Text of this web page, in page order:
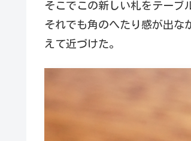
そこでこの新しい札をテーブ
それでも角のへたり感が出な
えて近づけた。